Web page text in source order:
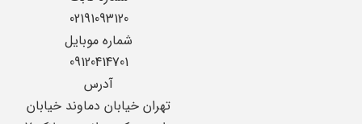
02191093120
شماره موبایل
09120414701
آدرس
تهران خیابان دماوند خیابان